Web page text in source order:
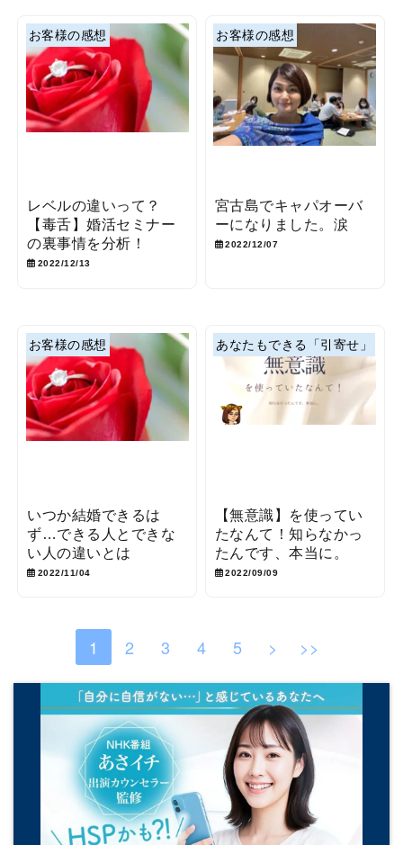
お客様の感想
レベルの違いって？
【毒舌】婚活セミナー
の裏事情を分析！
2022/12/13
お客様の感想
宮古島でキャパオーバ
ーになりました。涙
2022/12/07
お客様の感想
いつか結婚できるは
ず…できる人とできな
い人の違いとは
2022/11/04
あなたもできる「引寄せ」
【無意識】を使ってい
たなんて！知らなかっ
たんです、本当に。
2022/09/09
1 2 3 4 5 > >>